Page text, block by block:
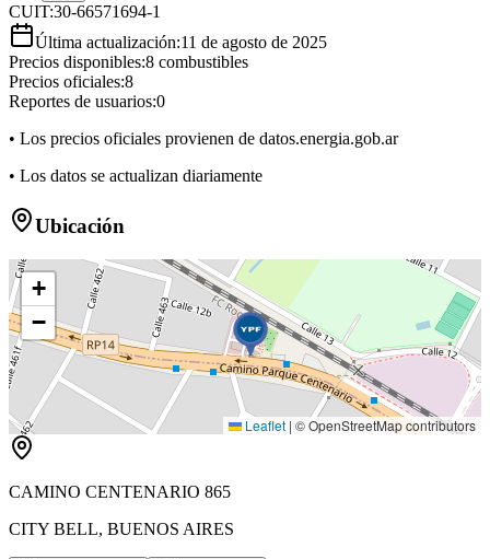
CUIT:30-66571694-1
Última actualización:11 de agosto de 2025
Precios disponibles:8 combustibles
Precios oficiales:8
Reportes de usuarios:0
• Los precios oficiales provienen de datos.energia.gob.ar
• Los datos se actualizan diariamente
Ubicación
+
−
Leaflet | © OpenStreetMap contributors
CAMINO CENTENARIO 865
CITY BELL, BUENOS AIRES